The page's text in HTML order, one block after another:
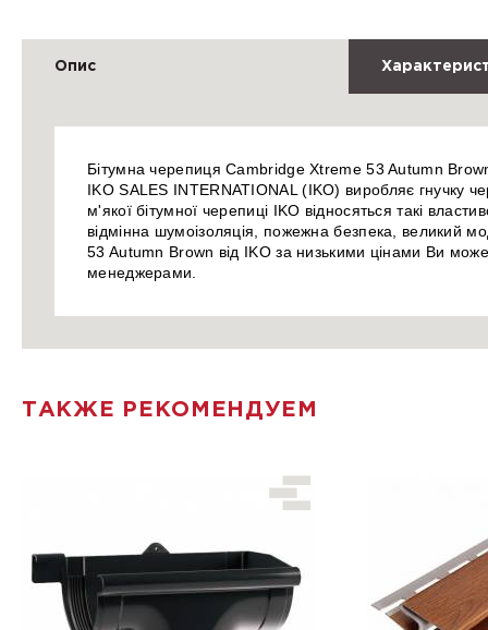
Опис
Бітумна черепиця Cambridge Xtreme 53 Autumn
IKO SALES INTERNATIONAL (IKO) виробляє гнучку
м'якої бітумної черепиці IKO відносяться такі
відмінна шумоізоляція, пожежна безпека, великий
53 Autumn Brown від IKO за низькими цінами Ви
менеджерами.
ТАКЖЕ РЕКОМЕНДУЕМ